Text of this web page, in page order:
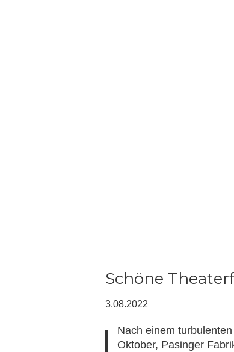
Schöne
3.08.2022
Nach einem
Oktober, Pasinger